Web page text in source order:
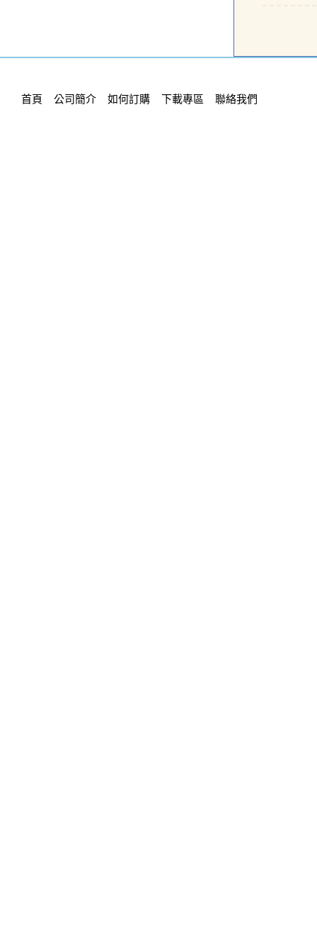
首頁 公司簡介 如何訂購 下載專區 聯絡我們